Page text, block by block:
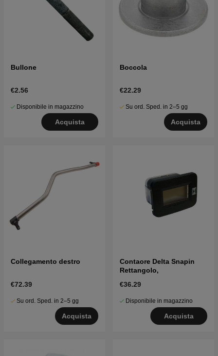
Bullone
€2.56
Disponibile in magazzino
Acquista
Boccola
€22.29
Su ord. Sped. in 2–5 gg
Acquista
Collegamento destro
€72.39
Su ord. Sped. in 2–5 gg
Acquista
Contaore Delta Snapin
Rettangolo,
€36.29
Disponibile in magazzino
Acquista